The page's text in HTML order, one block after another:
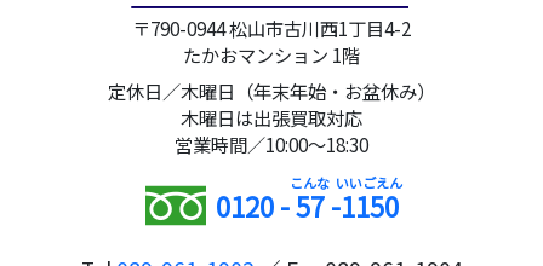
〒790-0944 松山市古川西1丁目4-2
たかおマンション 1階
定休日／木曜日（年末年始・お盆休み）
木曜日は出張買取対応
営業時間／10:00～18:30
0120 -57-1150